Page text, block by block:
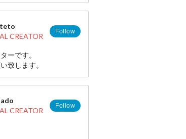
CREATOR
Follow
ーです。
致します。
CREATOR
Follow